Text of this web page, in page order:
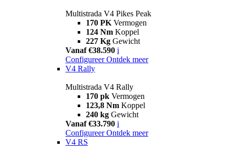
Multistrada V4 Pikes Peak
170 PK Vermogen
124 Nm Koppel
227 Kg Gewicht
Vanaf €38.590 i
Configureer Ontdek meer
V4 Rally
Multistrada V4 Rally
170 pk Vermogen
123,8 Nm Koppel
240 kg Gewicht
Vanaf €33.790 i
Configureer Ontdek meer
V4 RS